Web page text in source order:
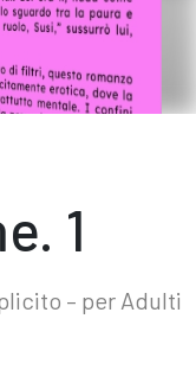
1
– per Adulti